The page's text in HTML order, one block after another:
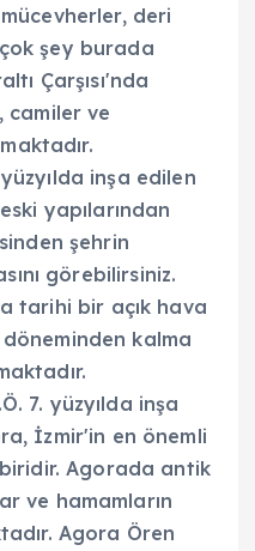
deri
şey burada
Çarşısı'nda
camiler ve
inşa edilen
yapılarından
şehrin
görebilirsiniz.
tarihi bir açık hava
kalma
7. yüzyılda inşa
İzmir'in en önemli
Agorada antik
ve hamamların
Agora Ören